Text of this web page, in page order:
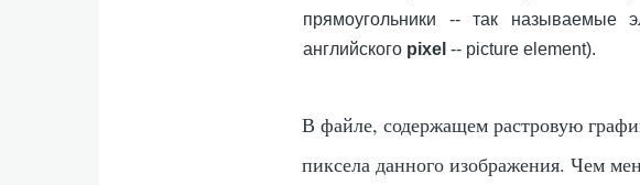
прямоугольники -- так называемые
английского pixel -- picture element).
В файле, содержащем растровую
пиксела данного изображения. Чем